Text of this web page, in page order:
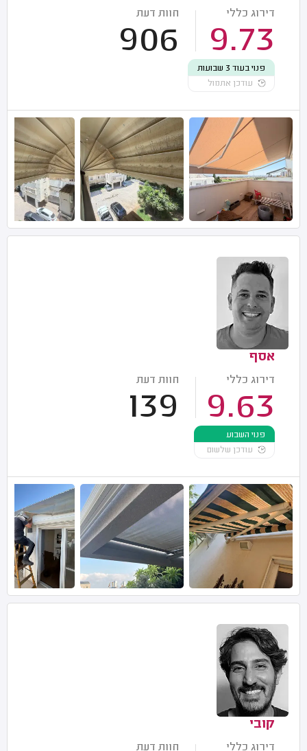
דירוג כללי
9.73
חוות דעת
906
פנוי בעוד 3 שבועות
עודכן אתמול
אסף
דירוג כללי
9.63
חוות דעת
139
פנוי השבוע
עודכן שלשום
קובי
דירוג כללי חוות דעת